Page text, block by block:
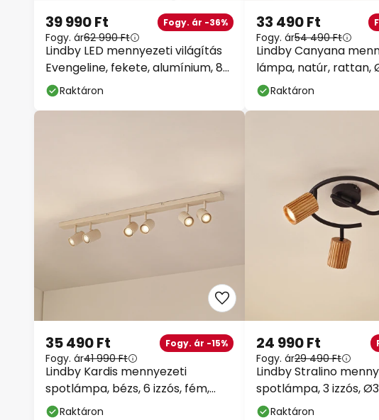
Lindby LED mennyezeti világítás
Evengeline, fekete, alumínium, 88
cm
39 990 Ft Fogy. ár -36%
Fogy. ár62 990 Ft
Raktáron
Lindby Canyana
lámpa, natúr, rattan,
33 490 Ft
Fogy. ár54 490 Ft
Raktáron
Lindby Kardis mennyezeti
spotlámpa, bézs, 6 izzós, fém,
GU10
35 490 Ft Fogy. ár -15%
Fogy. ár41 990 Ft
Raktáron
Lindby Stralino
spotlámpa, 3 izzós,
GU10
24 990 Ft
Fogy. ár29 490 Ft
Raktáron